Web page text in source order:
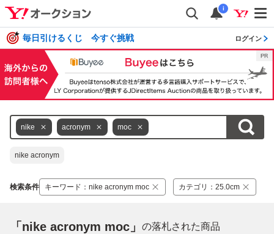
i
毎日引けるくじ 今すぐ挑戦 ログイン
nike acronym moc
nike acronym
検索条件 キーワード ： nike acronym moc カテゴリ ： 25.0cm
「nike acronym moc」 の落札された商品